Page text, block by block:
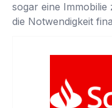
sogar eine
die Notwendigkeit